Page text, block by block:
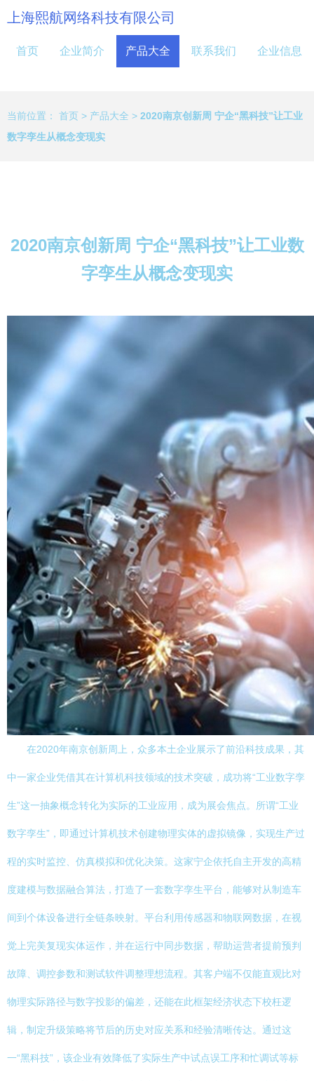
上海熙航网络科技有限公司
首页 企业简介 产品大全 联系我们 企业信息
当前位置： 首页 > 产品大全 > 2020南京创新周 宁企“黑科技”让工业
数字孪生从概念变现实
2020南京创新周 宁企“黑科技”让工业数
字孪生从概念变现实
在2020年南京创新周上，众多本土企业展示了前沿科技成果，其
中一家企业凭借其在计算机科技领域的技术突破，成功将“工业数字孪
生”这一抽象概念转化为实际的工业应用，成为展会焦点。所谓“工业
数字孪生”，即通过计算机技术创建物理实体的虚拟镜像，实现生产过
程的实时监控、仿真模拟和优化决策。这家宁企依托自主开发的高精
度建模与数据融合算法，打造了一套数字孪生平台，能够对从制造车
间到个体设备进行全链条映射。平台利用传感器和物联网数据，在视
觉上完美复现实体运作，并在运行中同步数据，帮助运营者提前预判
故障、调控参数和测试软件调整理想流程。其客户端不仅能直观比对
物理实际路径与数字投影的偏差，还能在此框架经济状态下校枉逻
辑，制定升级策略将节后的历史对应关系和经验清晰传达。通过这
一“黑科技”，该企业有效降低了实际生产中试点误工序和忙调试等标